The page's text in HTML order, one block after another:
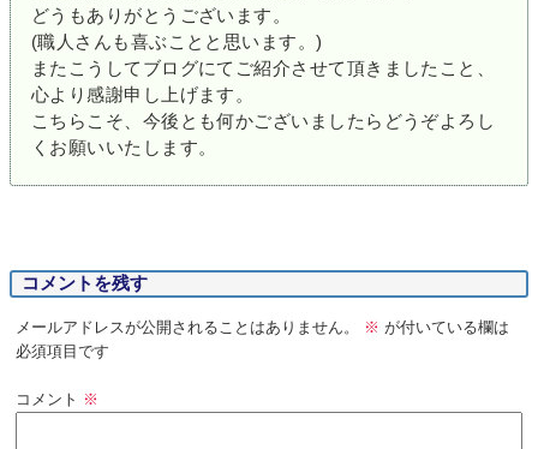
どうもありがとうございます。
(職人さんも喜ぶことと思います。)
またこうしてブログにてご紹介させて頂きましたこと、
心より感謝申し上げます。
こちらこそ、今後とも何かございましたらどうぞよろし
くお願いいたします。
コメントを残す
メールアドレスが公開されることはありません。 ※ が付いている欄は
必須項目です
コメント ※